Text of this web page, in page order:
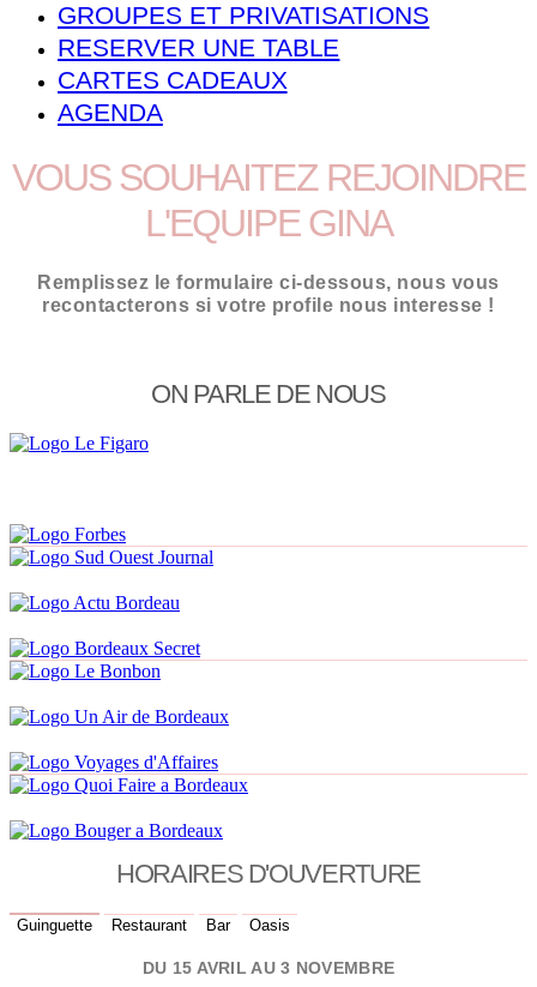
GROUPES ET PRIVATISATIONS
RESERVER UNE TABLE
CARTES CADEAUX
AGENDA
VOUS SOUHAITEZ REJOINDRE
L'EQUIPE GINA
Remplissez le formulaire ci-dessous, nous vous
recontacterons si votre profile nous interesse !
ON PARLE DE NOUS
HORAIRES D'OUVERTURE
Guinguette Restaurant Bar Oasis
DU 15 AVRIL AU 3 NOVEMBRE